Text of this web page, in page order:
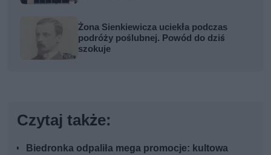
Żona Sienkiewicza uciekła podczas
podróży poślubnej. Powód do dziś
szokuje
Czytaj także:
Biedronka odpaliła mega promocje: kultowa